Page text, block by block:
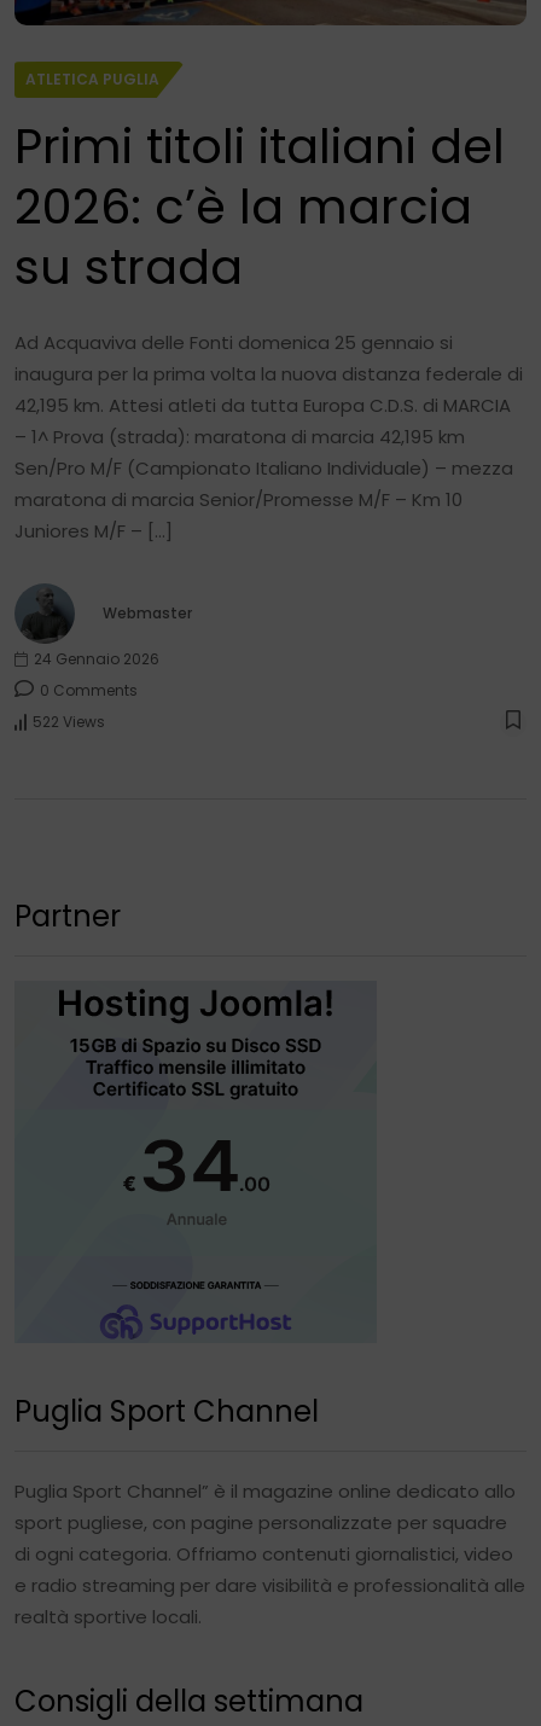
ATLETICA PUGLIA
Primi titoli italiani del
2026: c’è la marcia
su strada
Ad Acquaviva delle Fonti domenica 25 gennaio si
inaugura per la prima volta la nuova distanza federale di
42,195 km. Attesi atleti da tutta Europa C.D.S. di MARCIA
– 1^ Prova (strada): maratona di marcia 42,195 km
Sen/Pro M/F (Campionato Italiano Individuale) – mezza
maratona di marcia Senior/Promesse M/F – Km 10
Juniores M/F – […]
Webmaster
24 Gennaio 2026
0 Comments
522 Views
Partner
Puglia Sport Channel
Puglia Sport Channel” è il magazine online dedicato allo
sport pugliese, con pagine personalizzate per squadre
di ogni categoria. Offriamo contenuti giornalistici, video
e radio streaming per dare visibilità e professionalità alle
realtà sportive locali.
Consigli della settimana